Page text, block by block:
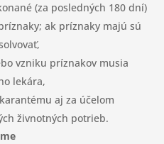
(za posledných 180 dní)
ak príznaky majú sú
vzniku príznakov musia
lekára,
aj za účelom
živnotných potrieb.